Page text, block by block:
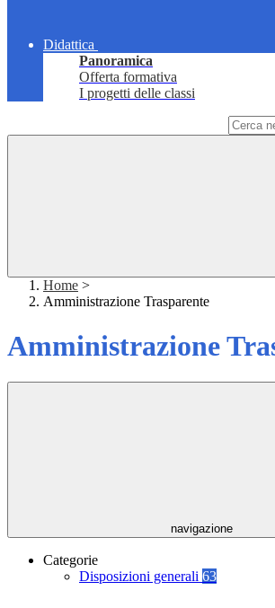
Didattica
Panoramica
Offerta formativa
I progetti delle classi
Home >
Amministrazione Trasparente
Amministrazione
navigazione
Categorie
Disposizioni generali 63